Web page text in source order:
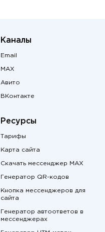
Каналы
Email
MAX
Авито
ВКонтакте
Ресурсы
Тарифы
Карта сайта
Скачать мессенджер MAX
Генератор QR-кодов
Кнопка мессенджеров для
сайта
Генератор автоответов в
мессенджерах